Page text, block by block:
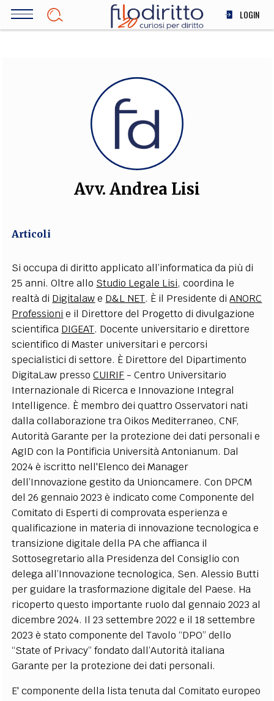
Salta
LOGIN
SOCIETÀ
MEDICINA
SCIENZA
STORIA E FILOSOFIA
INNOVAZIONE
ALTRO
FILODIRITTO
EXTRA
CODICI RUBRICHE LIBRI PROCEEDINGS PUBBLICITÀ CONTATTI
SOCIAL MEDIA
Avv. Andrea Lisi
Articoli
Si occupa di diritto applicato all’informatica da più di
25 anni. Oltre allo Studio Legale Lisi, coordina le
realtà di Digitalawe D&L NET. È il Presidente diANORC
Professioni e il Direttore del Progetto di divulgazione
scientifica DIGEAT. Docente universitario e direttore
scientifico di Master universitari e percorsi
specialistici di settore. È Direttore del Dipartimento
DigitaLaw pressoCUIRIF - Centro Universitario
Internazionale di Ricerca e Innovazione Integral
Intelligence. È membro dei quattro Osservatori nati
dalla collaborazione tra Oikos Mediterraneo, CNF,
Autorità Garante per la protezione dei dati personali e
AgID con la Pontificia Università Antonianum. Dal
2024 è iscritto nell'Elenco dei Manager
dell’Innovazione gestito da Unioncamere. Con DPCM
del 26 gennaio 2023 è indicato come Componente del
Comitato di Esperti di comprovata esperienza e
qualificazione in materia di innovazione tecnologica e
transizione digitale della PA che affianca il
Sottosegretario alla Presidenza del Consiglio con
delega all’Innovazione tecnologica, Sen. Alessio Butti
per guidare la trasformazione digitale del Paese. Ha
ricoperto questo importante ruolo dal gennaio 2023 al
dicembre 2024. Il 23 settembre 2022 e il 18 settembre
2023 è stato componente del Tavolo “DPO” dello
“State of Privacy” fondato dall’Autorità italiana
Garante per la protezione dei dati personali.
E' componente della lista tenuta dal Comitato europeo